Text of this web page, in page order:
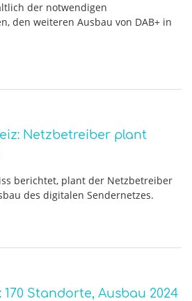
der notwendigen
den weiteren Ausbau von DAB+ in
Netzbetreiber plant
berichtet, plant der Netzbetreiber
des digitalen Sendernetzes.
170 Standorte, Ausbau 2024